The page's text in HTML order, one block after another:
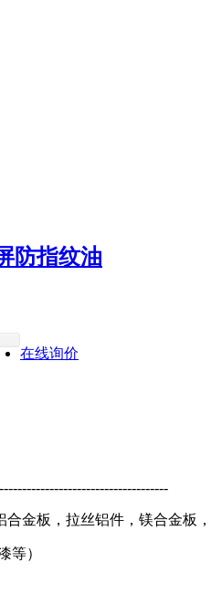
防指纹油
在线询价
板，拉丝铝件，镁合金板
等）